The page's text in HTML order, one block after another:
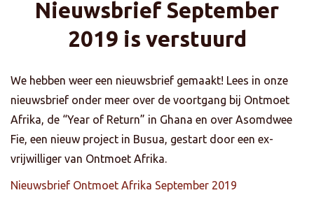
Nieuwsbrief September
2019 is verstuurd
We hebben weer een nieuwsbrief gemaakt! Lees in onze
nieuwsbrief onder meer over de voortgang bij Ontmoet
Afrika, de “Year of Return” in Ghana en over Asomdwee
Fie, een nieuw project in Busua, gestart door een ex-
vrijwilliger van Ontmoet Afrika.
Nieuwsbrief Ontmoet Afrika September 2019